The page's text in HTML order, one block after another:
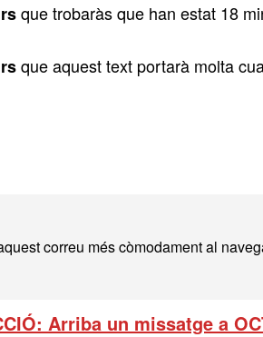
que trobaràs que han estat 18
que aquest text portarà molta
correu més còmodament al
Arriba un missatge a